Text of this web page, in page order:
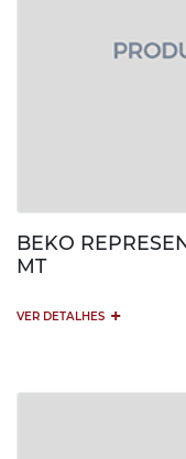
BEKO
MT
VER DETALHES +